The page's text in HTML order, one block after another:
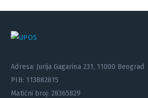
Adresa: Jurija Gagarina 231, 11000 Beograd
PIB: 113882815
Matični broj: 28365829